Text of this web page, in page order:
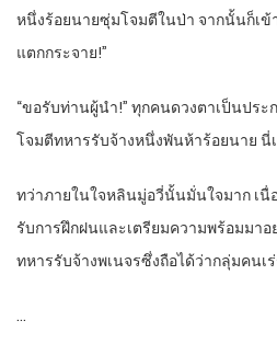
หนึ่งร้อยนายซุ่มโจมตีในป่า จากนั้นก็เ
แตกกระจาย!”
“ขอรับท่านผู้นำ!” ทุกคนดวงตาเป็นปร
โจมตีทหารรับจ้างหนึ่งพันห้าร้อยนาย
ทว่าภายในใจหลินมู่อวี่นั้นมั่นใจมาก เนื่
รับการฝึกฝนและเตรียมความพร้อมมาอ
ทหารรับจ้างพเนจรซึ่งถือได้ว่ากลุ่มคนเ
…